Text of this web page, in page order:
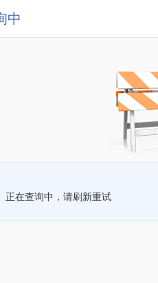
中
正在查询中，请刷新重试